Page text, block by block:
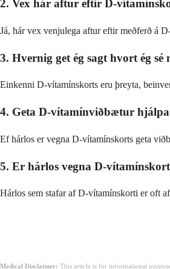
2. Vex hár aftur eftir D-
Já, hár vex venjulega aftur eftir meðferð á
3. Hvernig get ég sagt hvort ég
Einkenni D-vítamínskorts eru þreyta,
4. Geta D-vítamínviðbætur
Ef hárlos er vegna D-vítamínskorts geta
5. Er hárlos vegna D-
Hárlos sem stafar af D-vítamínskorti er oft
Medical Disclaimer: This article is for informational